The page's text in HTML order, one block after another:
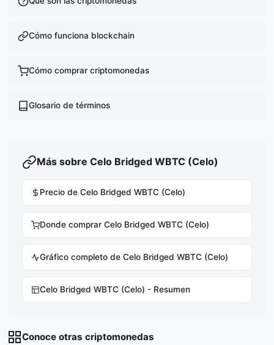
Cómo funciona blockchain
Cómo comprar criptomonedas
Glosario de términos
Más sobre Celo Bridged WBTC (Celo)
Precio de Celo Bridged WBTC (Celo)
Donde comprar Celo Bridged WBTC (Celo)
Gráfico completo de Celo Bridged WBTC (Celo)
Celo Bridged WBTC (Celo) - Resumen
Conoce otras criptomonedas